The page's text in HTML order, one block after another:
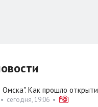
Как прошло
• сегодня, 19:06 •